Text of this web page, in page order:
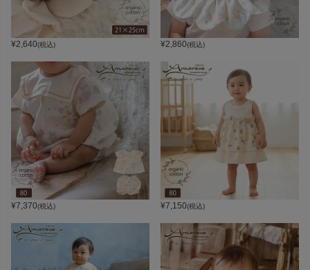
¥2,640(税込) ¥2,860(税込)
¥7,370(税込) ¥7,150(税込)